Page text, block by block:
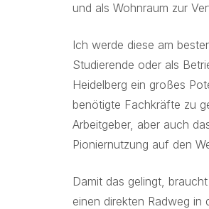
und als Wohnraum zur
Ich werde diese am
Studierende oder als
Heidelberg ein großes
benötigte Fachkräfte zu
Arbeitgeber, aber auch
Pioniernutzung auf den
Damit das gelingt,
einen direkten Radweg